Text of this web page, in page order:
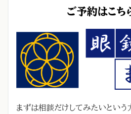
ご予約はこち
まずは相談だけしてみたいという